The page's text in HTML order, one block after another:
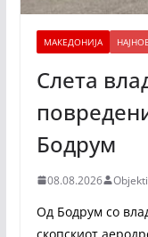
МАКЕДОНИЈА
Слета
Бодрум
08.08.2026
Од Бодрум со